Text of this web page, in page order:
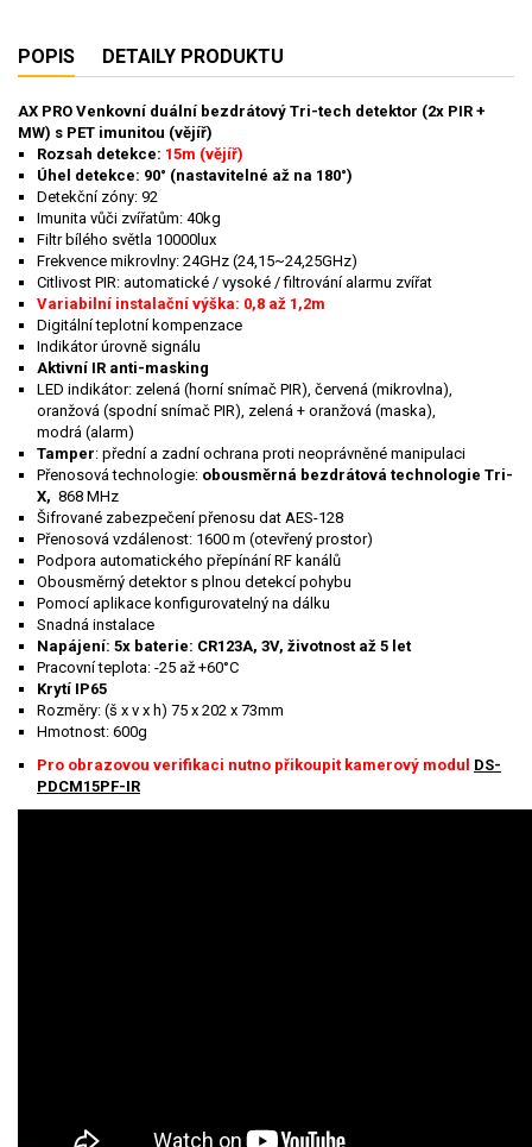
POPIS DETAILY PRODUKTU
AX PRO Venkovní duální bezdrátový Tri-tech detektor (2x PIR +
MW) s PET imunitou (vějíř)
Rozsah detekce: 15m (vějíř)
Úhel detekce: 90° (nastavitelné až na 180°)
Detekční zóny: 92
Imunita vůči zvířatům: 40kg
Filtr bílého světla 10000lux
Frekvence mikrovlny: 24GHz (24,15~24,25GHz)
Citlivost PIR: automatické / vysoké / filtrování alarmu zvířat
Variabilní instalační výška: 0,8 až 1,2m
Digitální teplotní kompenzace
Indikátor úrovně signálu
Aktivní IR anti-masking
LED indikátor: zelená (horní snímač PIR), červená (mikrovlna),
oranžová (spodní snímač PIR), zelená + oranžová (maska),
modrá (alarm)
Tamper: přední a zadní ochrana proti neoprávněné manipulaci
Přenosová technologie: obousměrná bezdrátová technologie Tri-
X, 868 MHz
Šifrované zabezpečení přenosu dat AES-128
Přenosová vzdálenost: 1600 m (otevřený prostor)
Podpora automatického přepínání RF kanálů
Obousměrný detektor s plnou detekcí pohybu
Pomocí aplikace konfigurovatelný na dálku
Snadná instalace
Napájení: 5x baterie: CR123A, 3V, životnost až 5 let
Pracovní teplota: -25 až +60°C
Krytí IP65
Rozměry: (š x v x h) 75 x 202 x 73mm
Hmotnost: 600g
Pro obrazovou verifikaci nutno přikoupit kamerový modul DS-
PDCM15PF-IR